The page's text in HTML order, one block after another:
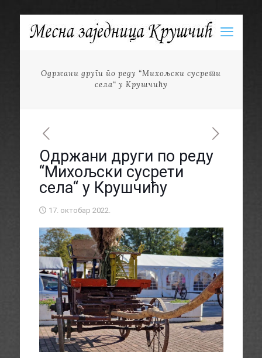
Одржани други по реду “Михољски сусрети
села“ у Крушчићу
Одржани други по реду
“Михољски сусрети
села“ у Крушчићу
17. октобар 2022.